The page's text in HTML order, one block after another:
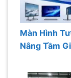
Màn Hình
Nâng Tầm